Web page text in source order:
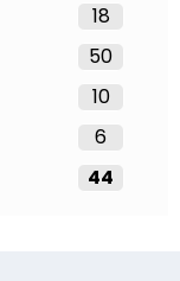
18
50
10
6
44